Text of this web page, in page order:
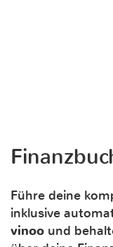
Führe deine
inklusive
vinoo und